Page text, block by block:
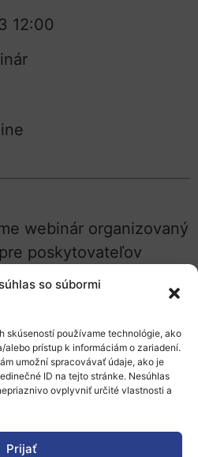
so súbormi
skúseností používame technológie, ako
prístup k informáciám o zariadení.
umožní spracovávať údaje, ako je
ID na tejto stránke. Nesúhlas
ovplyvniť určité vlastnosti a
Prijať
12:00
webinár organizovaný
poskytovateľov
závierke v grantoch
Webinár bude dňa
cez platformuYouTube
adresovať cez
nájdete na FTO